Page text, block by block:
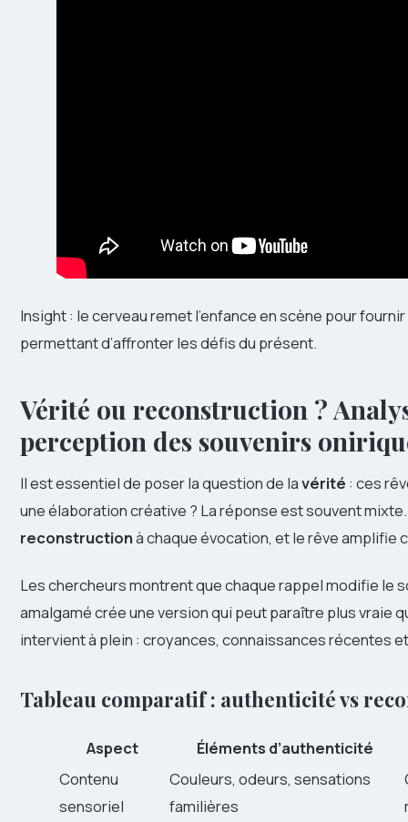
Insight : le cerveau remet l’enfance en scène pour
permettant d’affronter les défis du présent.
Vérité ou reconstruction ?
perception des souvenirs
Il est essentiel de poser la question de lavérité : ces
une élaboration créative ? La réponse est souvent
reconstructionà chaque évocation, et le rêve amplifie
Les chercheurs montrent que chaque rappel modifie le
amalgamé crée une version qui peut paraître plus vraie
intervient à plein : croyances, connaissances récentes
Tableau comparatif : authenticité vs
Aspect
Éléments d’authenticité
Contenu
sensoriel
Couleurs, odeurs, sensations
familières